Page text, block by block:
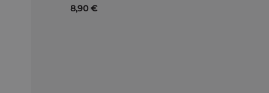
8,90 €